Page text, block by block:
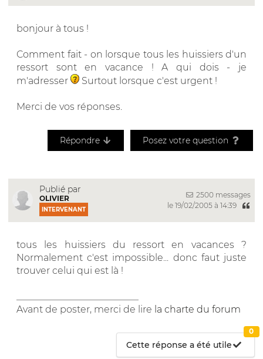
bonjour à tous !
Comment fait - on lorsque tous les huissiers d'un
ressort sont en vacance ! A qui dois - je
m'adresser
Surtout lorsque c'est urgent !
Merci de vos réponses.
Répondre Posez votre question
Publié par
OLIVIER
INTERVENANT
2500 messages
le 19/02/2005 à 14:39
tous les huissiers du ressort en vacances ?
Normalement c'est impossible... donc faut juste
trouver celui qui est là !
Avant de poster, merci de lire la charte du forum
Cette réponse a été utile
0